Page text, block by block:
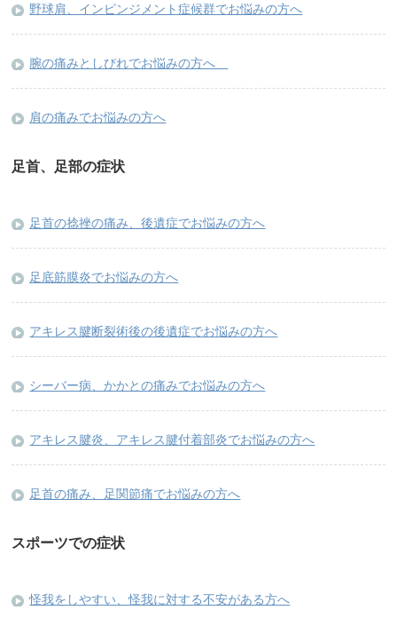
野球肩、インピンジメント症候群でお悩みの方へ
腕の痛みとしびれでお悩みの方へ
肩の痛みでお悩みの方へ
足首、足部の症状
足首の捻挫の痛み、後遺症でお悩みの方へ
足底筋膜炎でお悩みの方へ
アキレス腱断裂術後の後遺症でお悩みの方へ
シーバー病、かかとの痛みでお悩みの方へ
アキレス腱炎、アキレス腱付着部炎でお悩みの方へ
足首の痛み、足関節痛でお悩みの方へ
スポーツでの症状
怪我をしやすい、怪我に対する不安がある方へ